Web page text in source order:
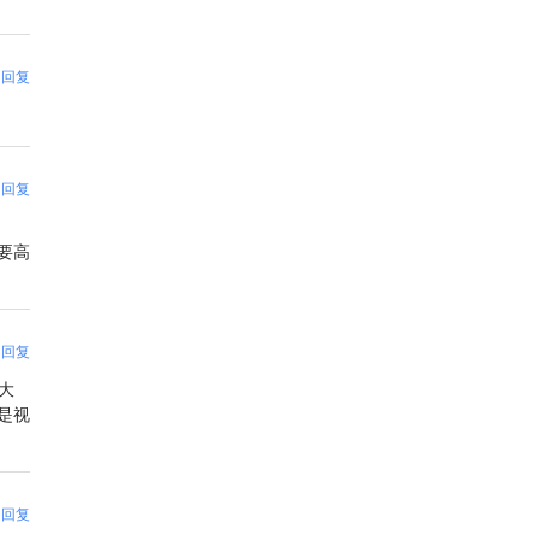
回复
回复
高
回复
视
回复